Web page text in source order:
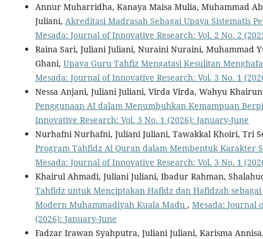
Annur Muharridha, Kanaya Maisa Mulia, Muhammad
Juliani, Akreditasi Madrasah Sebagai Upaya Sistematis
Mesada: Journal of Innovative Research: Vol. 2 No. 2
Raina Sari, Juliani Juliani, Nuraini Nuraini, Muhammad
Ghani, Upaya Guru Tahfiz Mengatasi Kesulitan
Mesada: Journal of Innovative Research: Vol. 3 No. 1
Nessa Anjani, Juliani Juliani, Virda Virda, Wahyu
Penggunaan AI dalam Menumbuhkan Kemampuan
Innovative Research: Vol. 3 No. 1 (2026): January-June
Nurhafni Nurhafni, Juliani Juliani, Tawakkal Khoiri, Tri
Program Tahfidz Al Quran dalam Membentuk Karakter
Mesada: Journal of Innovative Research: Vol. 3 No. 1
Khairul Ahmadi, Juliani Juliani, Ibadur Rahman,
Tahfidz untuk Menciptakan Hafidz dan Hafidzah sebagai
Modern Muhammadiyah Kuala Madu , Mesada: Journal
(2026): January-June
Fadzar Irawan Syahputra, Juliani Juliani, Karisma